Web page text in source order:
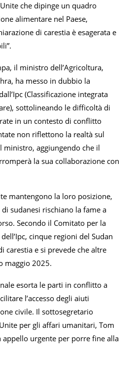
che dipinge un quadro
alimentare nel Paese,
di carestia è esagerata e
il ministro dell’Agricoltura,
ha messo in dubbio la
(Classificazione integrata
sottolineando le difficoltà di
in un contesto di conflitto
non riflettono la realtà sul
ministro, aggiungendo che il
la sua collaborazione con
mantengono la loro posizione,
sudanesi rischiano la fame a
Secondo il Comitato per la
cinque regioni del Sudan
carestia e si prevede che altre
maggio 2025.
esorta le parti in conflitto a
l’accesso degli aiuti
civile. Il sottosegretario
per gli affari umanitari, Tom
appello urgente per porre fine alla